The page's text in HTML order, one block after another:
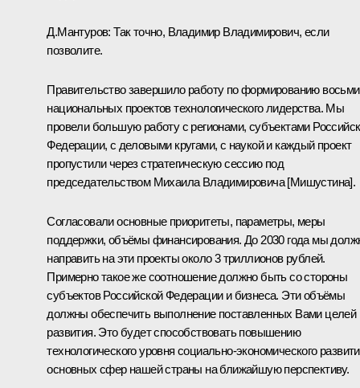
Д.Мантуров: Так точно, Владимир Владимирович, если
позволите.
Правительство завершило работу по формированию восьми
национальных проектов технологического лидерства. Мы
провели большую работу с регионами, субъектами
Федерации, с деловыми кругами, с наукой и каждый проект
пропустили через стратегическую сессию под
председательством Михаила Владимировича [Мишустина].
Согласовали основные приоритеты, параметры, меры
поддержки, объёмы финансирования. До 2030 года мы
направить на эти проекты около 3 триллионов рублей.
Примерно такое же соотношение должно быть со стороны
субъектов Российской Федерации и бизнеса. Эти объёмы
должны обеспечить выполнение поставленных Вами целей
развития. Это будет способствовать повышению
технологического уровня социально-экономического
основных сфер нашей страны на ближайшую перспективу.